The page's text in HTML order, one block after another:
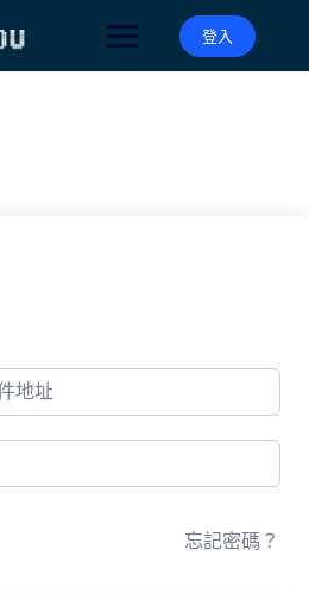
登入
忘記密碼？